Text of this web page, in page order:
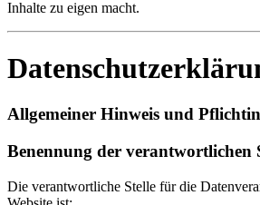
Inhalte zu eigen macht.
Allgemeiner Hinweis und
Benennung der verantwortlichen
Die verantwortliche Stelle für die